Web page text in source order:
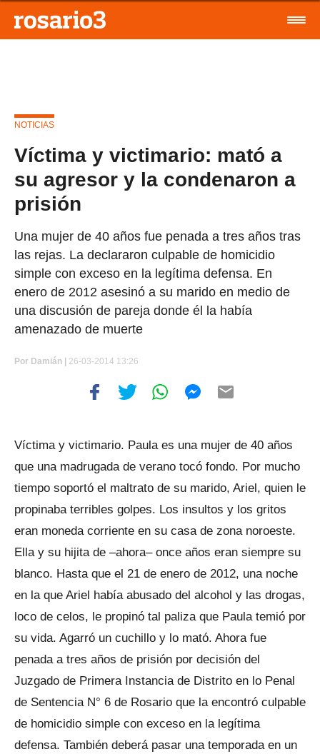
NOTICIAS
Víctima y victimario: mató a
su agresor y la condenaron a
prisión
Una mujer de 40 años fue penada a tres años tras
las rejas. La declararon culpable de homicidio
simple con exceso en la legítima defensa. En
enero de 2012 asesinó a su marido en medio de
una discusión de pareja donde él la había
amenazado de muerte
Por Damián | 26-03-2014 13:26
Víctima y victimario. Paula es una mujer de 40 años
que una madrugada de verano tocó fondo. Por mucho
tiempo soportó el maltrato de su marido, Ariel, quien le
propinaba terribles golpes. Los insultos y los gritos
eran moneda corriente en su casa de zona noroeste.
Ella y su hijita de –ahora– once años eran siempre su
blanco. Hasta que el 21 de enero de 2012, una noche
en la que Ariel había abusado del alcohol y las drogas,
loco de celos, le propinó tal paliza que Paula temió por
su vida. Agarró un cuchillo y lo mató. Ahora fue
penada a tres años de prisión por decisión del
Juzgado de Primera Instancia de Distrito en lo Penal
de Sentencia N° 6 de Rosario que la encontró culpable
de homicidio simple con exceso en la legítima
defensa. También deberá pasar una temporada en un